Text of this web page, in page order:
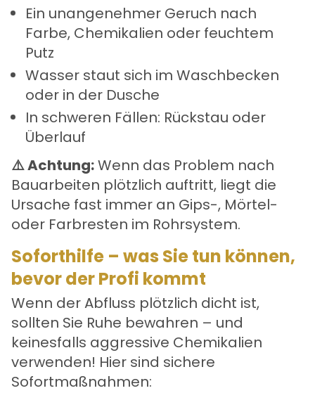
Ein unangenehmer Geruch nach
Farbe, Chemikalien oder feuchtem
Putz
Wasser staut sich im Waschbecken
oder in der Dusche
In schweren Fällen: Rückstau oder
Überlauf
⚠️ Achtung:Wenn das Problem nach
Bauarbeiten plötzlich auftritt, liegt die
Ursache fast immer an Gips-, Mörtel-
oder Farbresten im Rohrsystem.
Soforthilfe – was Sie tun können,
bevor der Profi kommt
Wenn der Abfluss plötzlich dicht ist,
sollten Sie Ruhe bewahren – und
keinesfalls aggressive Chemikalien
verwenden! Hier sind sichere
Sofortmaßnahmen: